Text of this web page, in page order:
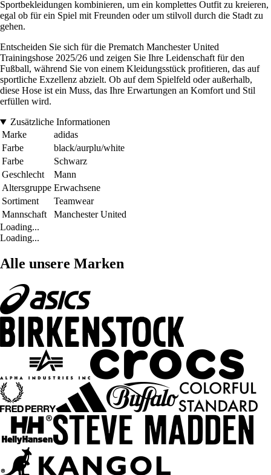
Sportbekleidungen kombinieren, um ein komplettes Outfit zu kreieren,
egal ob für ein Spiel mit Freunden oder um stilvoll durch die Stadt zu
gehen.
Entscheiden Sie sich für die Prematch Manchester United
Trainingshose 2025/26 und zeigen Sie Ihre Leidenschaft für den
Fußball, während Sie von einem Kleidungsstück profitieren, das auf
sportliche Exzellenz abzielt. Ob auf dem Spielfeld oder außerhalb,
diese Hose ist ein Muss, das Ihre Erwartungen an Komfort und Stil
erfüllen wird.
Zusätzliche Informationen
Marke
adidas
Farbe
black/aurplu/white
Farbe
Schwarz
Geschlecht
Mann
Altersgruppe Erwachsene
Sortiment
Teamwear
Mannschaft
Manchester United
Loading...
Loading...
Alle unsere Marken